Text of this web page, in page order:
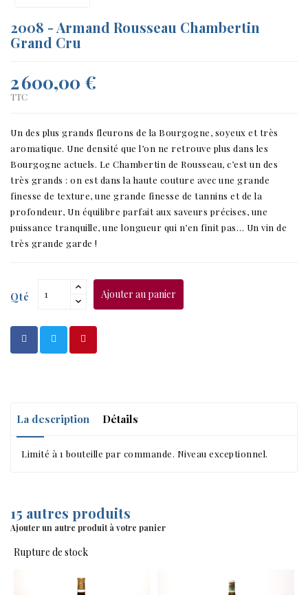
2008 - Armand Rousseau Chambertin
Grand Cru
2 600,00 €
TTC
Un des plus grands fleurons de la Bourgogne, soyeux et très
aromatique. Une densité que l’on ne retrouve plus dans les
Bourgogne actuels. Le Chambertin de Rousseau, c’est un des
très grands : on est dans la haute couture avec une grande
finesse de texture, une grande finesse de tannins et de la
profondeur, Un équilibre parfait aux saveurs précises, une
puissance tranquille, une longueur qui n’en finit pas… Un vin de
très grande garde !
Qté Ajouter au panier
La description Détails
Limité à 1 bouteille par commande. Niveau exceptionnel.
15 autres produits
Ajouter un autre produit à votre panier
Rupture de stock